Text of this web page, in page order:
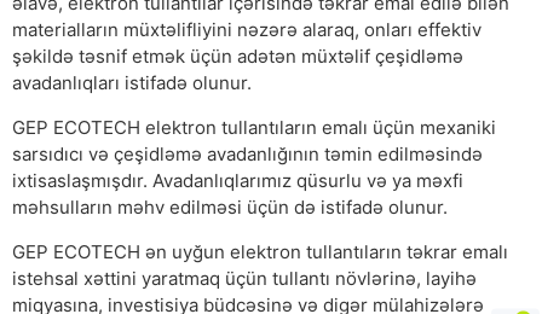
materialların müxtəlifliyini nəzərə alaraq, onları effektiv
şəkildə təsnif etmək üçün adətən müxtəlif çeşidləmə
avadanlıqları istifadə olunur.
GEP ECOTECH elektron tullantıların emalı üçün mexaniki
sarsıdıcı və çeşidləmə avadanlığının təmin edilməsində
ixtisaslaşmışdır. Avadanlıqlarımız qüsurlu və ya məxfi
məhsulların məhv edilməsi üçün də istifadə olunur.
GEP ECOTECH ən uyğun elektron tullantıların təkrar emalı
istehsal xəttini yaratmaq üçün tullantı növlərinə, layihə
miqyasına, investisiya büdcəsinə və digər mülahizələrə